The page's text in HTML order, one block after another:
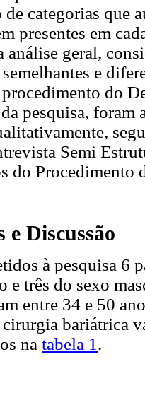
categorias que
presentes em
análise geral,
e
do
pesquisa, foram
Semi
do Procedimento
e Discussão
à pesquisa 6
e três do sexo
entre 34 e 50
bariátrica
na tabela 1 .